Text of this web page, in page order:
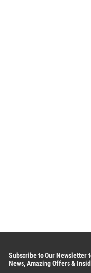
Subscribeto Our Newsletter
News, Amazing Offers &